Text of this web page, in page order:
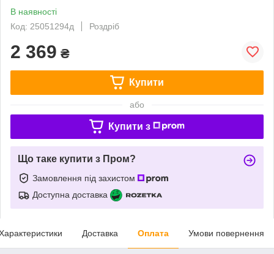
В наявності
Код: 25051294д
Роздріб
2 369 ₴
Купити
або
Купити з
Що таке купити з Пром?
Замовлення під захистом
Доступна доставка
Доставка Оплата Умови повернення